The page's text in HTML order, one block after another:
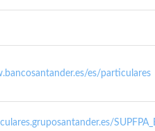
es/particulares